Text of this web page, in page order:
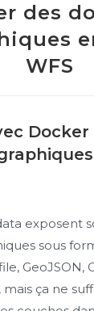
des
WFS
exposent
sous
GeoJSON,
ça ne